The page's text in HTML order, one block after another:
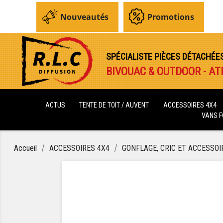
Nouveautés Promotions
SPÉCIALISTE PIÈCES
BIVOUAC & OUTDOOR -
ACTUS TENTE DE TOIT / AUVENT
ACCESSOIRES 4X4
VANS
Accueil ACCESSOIRES 4X4 GONFLAGE, CRIC ET